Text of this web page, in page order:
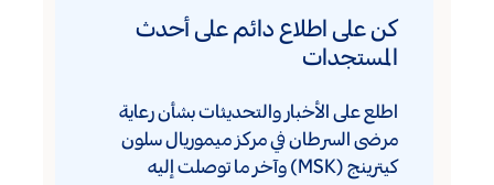
كن على اطلاع دائم على أحدث
المستجدات
اطلع على الأخبار والتحديثات بشأن رعاية
مرضى السرطان في مركز ميموريال سلون
كيترينج (MSK) وآخر ما توصلت إليه